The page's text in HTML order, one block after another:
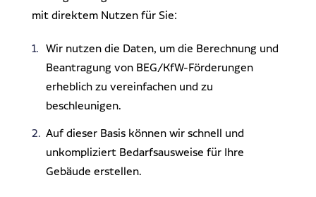
mit direktem Nutzen für Sie:
Wir nutzen die Daten, um die Berechnung und
Beantragung von BEG/KfW-Förderungen
erheblich zu vereinfachen und zu
beschleunigen.
Auf dieser Basis können wir schnell und
unkompliziert Bedarfsausweise für Ihre
Gebäude erstellen.